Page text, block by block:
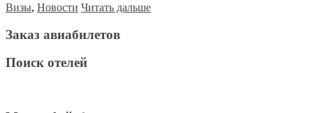
Визы, Новости Читать дальше
Заказ авиабилетов
Поиск отелей